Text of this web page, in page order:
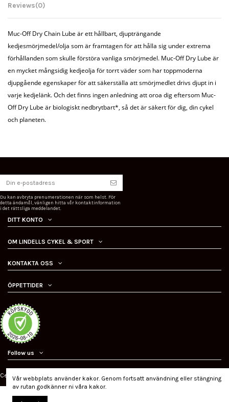
Reviews(0)
Muc-Off Dry Chain Lube är ett hållbart, djupträngande
kedjesmörjmedel/olja som är framtagen för att hålla sig under extrema
förhållanden som skulle förstöra vanliga smörjmedel. Muc-Off Dry Lube är
en mycket mångsidig kedjeolja för torrt väder som har toppmoderna
djupgående egenskaper för att säkerställa att smörjmedlet drivs djupt in i
varje kedjelänk. Och det finns ingen anledning att oroa dig eftersom Muc-
Off Dry Lube är biologiskt nedbrytbart*, så det är säkert för dig, din cykel
och planeten.
Du kan avbryta prenumerationen när som helst. För
detta ändamål, vänligen hitta vår kontaktinformation
i det rättsliga meddelandet.
DITT KONTO
OM LINDELLS CYKEL & SPORT
KONTAKTA OSS
ÖPPETTIDER
Follow us
Certifierad ehandel
Vår webbplats använder kakor. Genom fortsatt användning eller stängning
av rutan godkänner ni våra kakor.